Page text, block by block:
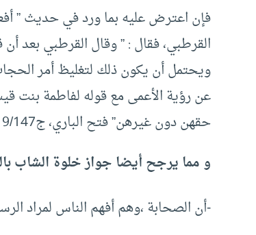
فإن اعترض عليه بما ورد في حديث ”
القرطبي، فقال : ” وقال القرطبي بعد
ويحتمل أن يكون ذلك لتغليظ أمر
عن رؤية الأعمى مع قوله لفاطمة بنت
حقهن دون غيرهن” فتح الباري، ج19/147
و مما يرجح أيضا جواز خلوة الشاب
-أن الصحابة ،وهم أفهم الناس لمراد